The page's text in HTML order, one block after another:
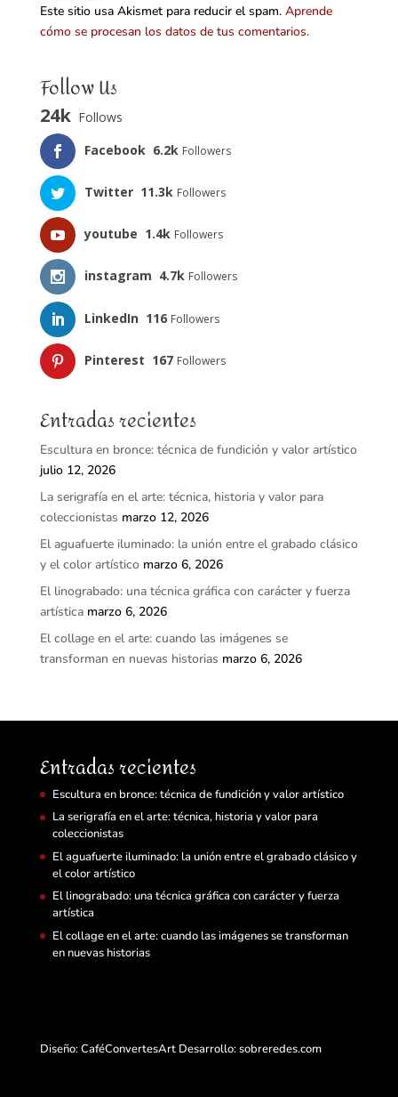
Este sitio usa Akismet para reducir el spam. Aprende
cómo se procesan los datos de tus comentarios.
Follow Us
24k Follows
Facebook 6.2k Followers
Twitter 11.3k Followers
youtube 1.4k Followers
instagram 4.7k Followers
LinkedIn 116 Followers
Pinterest 167 Followers
Entradas recientes
Escultura en bronce: técnica de fundición y valor artístico
julio 12, 2026
La serigrafía en el arte: técnica, historia y valor para
coleccionistas marzo 12, 2026
El aguafuerte iluminado: la unión entre el grabado clásico
y el color artístico marzo 6, 2026
El linograbado: una técnica gráfica con carácter y fuerza
artística marzo 6, 2026
El collage en el arte: cuando las imágenes se
transforman en nuevas historias marzo 6, 2026
Entradas recientes
Escultura en bronce: técnica de fundición y valor artístico
La serigrafía en el arte: técnica, historia y valor para
coleccionistas
El aguafuerte iluminado: la unión entre el grabado clásico y
el color artístico
El linograbado: una técnica gráfica con carácter y fuerza
artística
El collage en el arte: cuando las imágenes se transforman
en nuevas historias
Diseño: CaféConvertesArt Desarrollo:sobreredes.com